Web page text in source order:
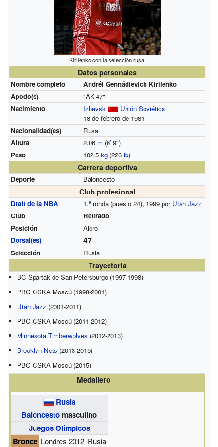
Kirilenko con la selección rusa.
Datos personales
Nombre completo
Andréi Gennádievich Kirilenko
Apodo(s)
"AK-47"
Nacimiento
Izhevsk
Unión Soviética
18 de febrero de 1981
Nacionalidad(es)
Rusa
Altura
2,06 m (6′9″)
Peso
102.5 kg(226 lb)
Carrera deportiva
Deporte Baloncesto
Club profesional
Draft de la NBA 1.ª ronda (puesto 24), 1999 por Utah Jazz
Club
Retirado
Posición
Alero
Dorsal(es)
47
Selección Rusia
Trayectoria
BC Spartak de San Petersburgo (1997-1998)
PBC CSKA Moscú (1998-2001)
Utah Jazz (2001-2011)
PBC CSKA Moscú (2011-2012)
Minnesota Timberwolves (2012-2013)
Brooklyn Nets (2013-2015)
PBC CSKA Moscú (2015)
Medallero
Rusia
Baloncesto masculino
Juegos Olímpicos
Bronce Londres 2012 Rusia